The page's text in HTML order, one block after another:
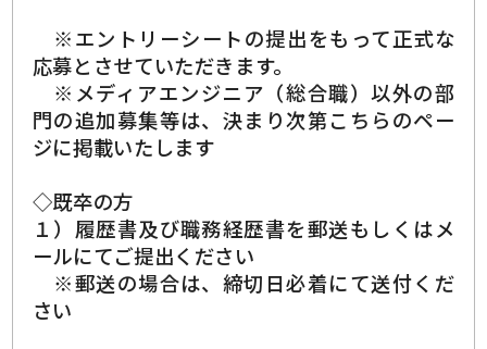
※エントリーシートの提出をもって正式な
応募とさせていただきます。
※メディアエンジニア（総合職）以外の部
門の追加募集等は、決まり次第こちらのペー
ジに掲載いたします
◇既卒の方
１）履歴書及び職務経歴書を郵送もしくはメ
ールにてご提出ください
※郵送の場合は、締切日必着にて送付くだ
さい